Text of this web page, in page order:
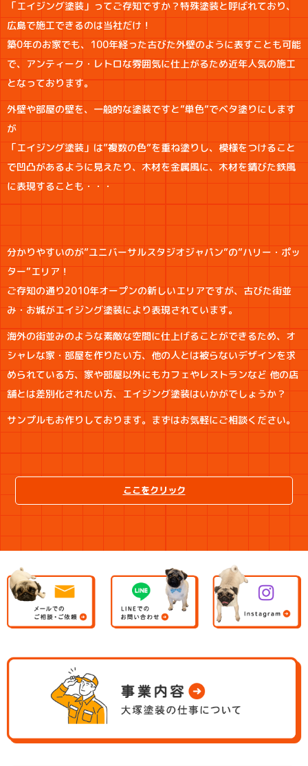
「エイジング塗装」ってご存知ですか？特殊塗装と呼ばれており、
広島で施工できるのは当社だけ！
築0年のお家でも、100年経った古びた外壁のように表すことも可能
で、アンティーク・レトロな雰囲気に仕上がるため近年人気の施工
となっております。
外壁や部屋の壁を、一般的な塗装ですと”単色”でベタ塗りにします
が
「エイジング塗装」は”複数の色”を重ね塗りし、模様をつけること
で凹凸があるように見えたり、木材を金属風に、木材を錆びた鉄風
に表現することも・・・
ここをクリック
分かりやすいのが”ユニバーサルスタジオジャパン”の”ハリー・ポッ
ター”エリア！
ご存知の通り2010年オープンの新しいエリアですが、古びた街並
み・お城がエイジング塗装により表現されています。
海外の街並みのような素敵な空間に仕上げることができるため、オ
シャレな家・部屋を作りたい方、他の人とは被らないデザインを求
められている方、家や部屋以外にもカフェやレストランなど 他の店
舗とは差別化されたい方、エイジング塗装はいかがでしょうか？
サンプルもお作りしております。まずはお気軽にご相談ください。